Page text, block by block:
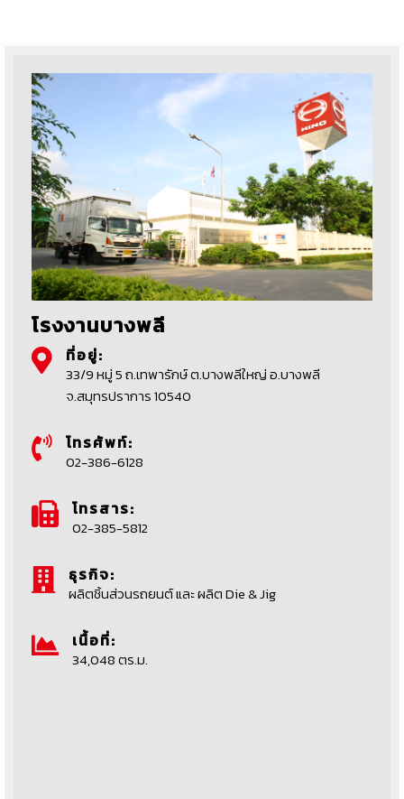
โรงงานบางพลี
ที่อยู่:
33/9 หมู่ 5 ถ.เทพารักษ์ ต.บางพลีใหญ่ อ.บางพลี
จ.สมุทรปราการ 10540
โทรศัพท์:
02-386-6128
โทรสาร:
02-385-5812
ธุรกิจ:
ผลิตชิ้นส่วนรถยนต์ และ ผลิต Die & Jig
เนื้อที่:
34,048 ตร.ม.